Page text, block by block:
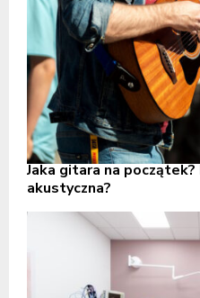
Jaka gitara na początek?
akustyczna?